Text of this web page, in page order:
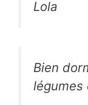
Lola
Bien
légumes